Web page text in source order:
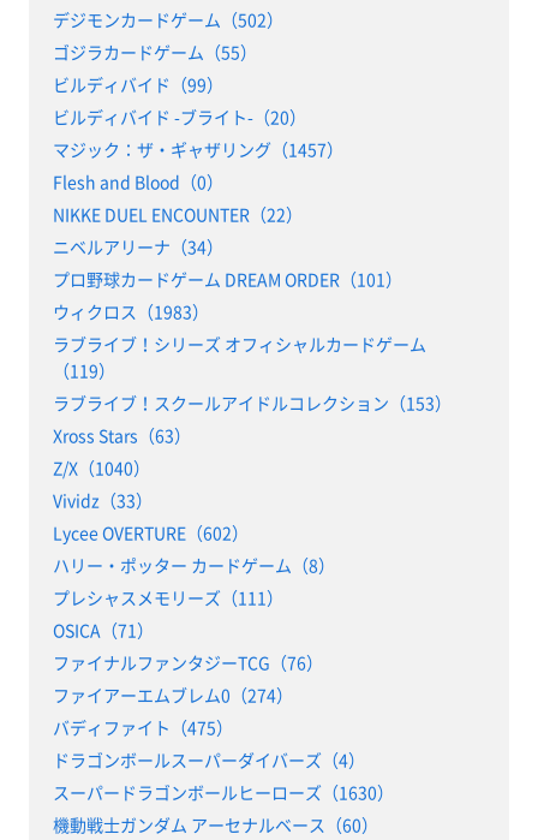
デジモンカードゲーム（502）
ゴジラカードゲーム（55）
ビルディバイド（99）
ビルディバイド -ブライト-（20）
マジック：ザ・ギャザリング（1457）
Flesh and Blood（0）
NIKKE DUEL ENCOUNTER（22）
ニベルアリーナ（34）
プロ野球カードゲーム DREAM ORDER（101）
ウィクロス（1983）
ラブライブ！シリーズ オフィシャルカードゲーム
（119）
ラブライブ！スクールアイドルコレクション（153）
Xross Stars（63）
Z/X（1040）
Vividz（33）
Lycee OVERTURE（602）
ハリー・ポッター カードゲーム（8）
プレシャスメモリーズ（111）
OSICA（71）
ファイナルファンタジーTCG（76）
ファイアーエムブレム0（274）
バディファイト（475）
ドラゴンボールスーパーダイバーズ（4）
スーパードラゴンボールヒーローズ（1630）
機動戦士ガンダム アーセナルベース（60）